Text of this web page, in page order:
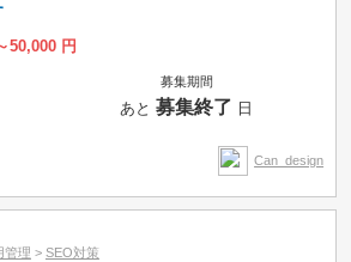
50,000 円
募集期間
あと募集終了 日
Can_design
管理 > SEO対策